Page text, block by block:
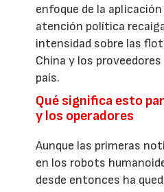
enfoque de la
atención política
intensidad sobre las
China y los
país.
Qué significa esto
y los operadores
Aunque las primeras
en los robots
desde entonces ha